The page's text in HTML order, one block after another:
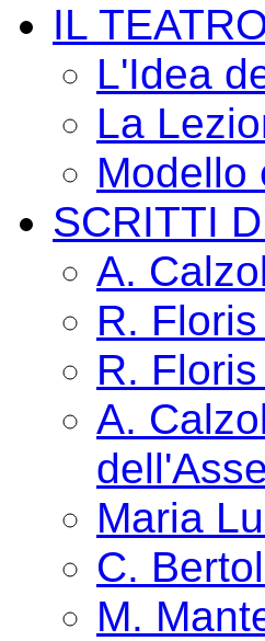
IL
L'Idea
La
Modello
SCRITTI
A.
R.
R.
A.
Maria
C.
M.